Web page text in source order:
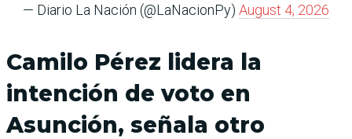
— Diario La Nación (@LaNacionPy) August 4, 2026
Camilo Pérez lidera la
intención de voto en
Asunción, señala otro